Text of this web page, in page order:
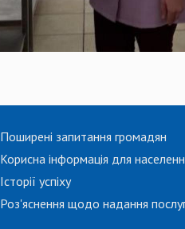
Поширені запитання громадян
Корисна інформація для
Історії успіху
Роз'яснення щодо надання